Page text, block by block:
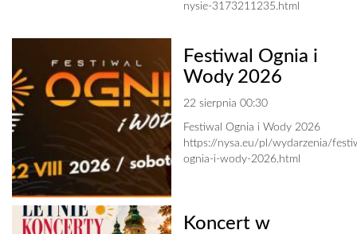
nysie-3173211235.html
Festiwal Ognia i
Wody 2026
22 sierpnia 00:30
Festiwal Ognia i Wody 2026
https://nysa.eu/pl/wydarzenia/
ognia-i-wody-2026.html
Koncert w